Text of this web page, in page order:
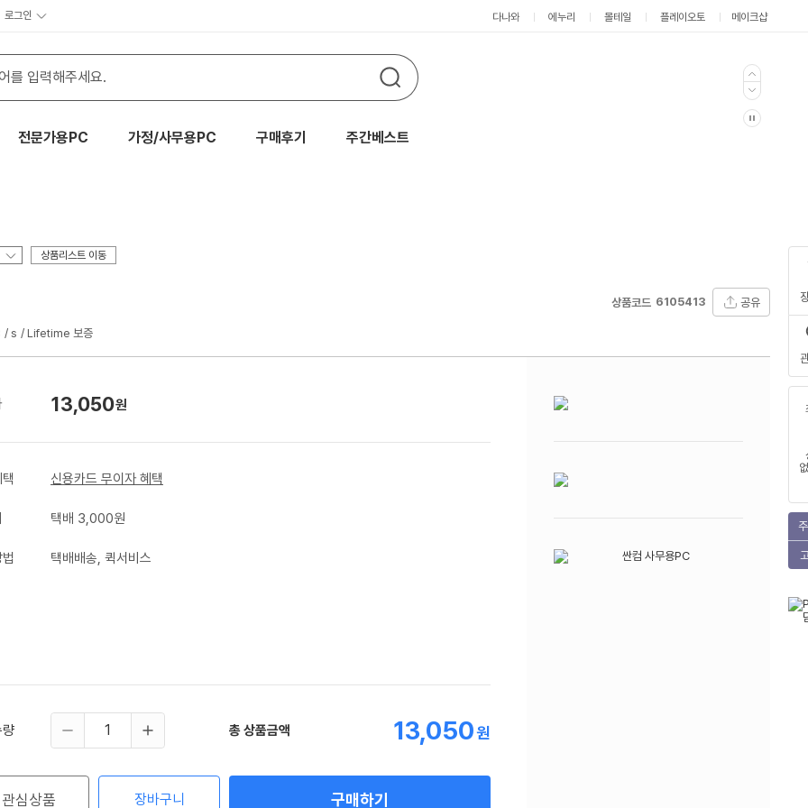
로그인 다나와 에누리 몰테일 플레이오토 메이크샵
전문가용PC 가정/사무용PC 구매후기 주간베스트
상품리스트 이동
상품코드 6105413 공유
s Lifetime 보증
13,050원
신용카드 무이자 혜택
택배 3,000원
택배배송, 퀵서비스
량 총 상품금액 13,050원
관심상품 장바구니 구매하기